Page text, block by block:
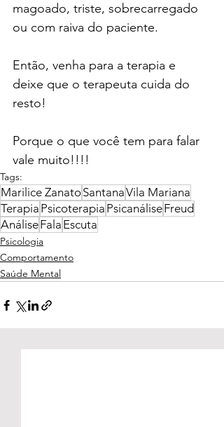
magoado, triste, sobrecarregado
ou com raiva do paciente.
Então, venha para a terapia e
deixe que o terapeuta cuida do
resto!
Porque o que você tem para falar
vale muito!!!!
Tags:
Marilice ZanatoSantanaVila Mariana
Terapia Psicoterapia PsicanáliseFreud
AnáliseFala Escuta
Psicologia
Comportamento
Saúde Mental